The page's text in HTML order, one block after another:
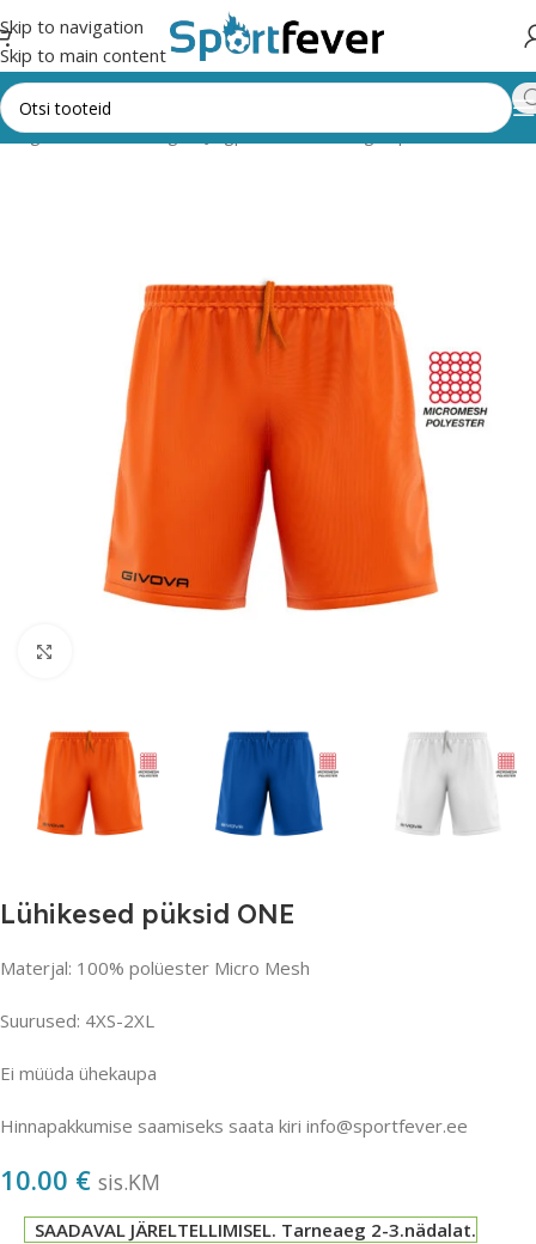
Skip to navigation
Skip to main content
Pallimängud Jalgpall Vormid, särgid, püksid GIVOVA
Lühikesed püksid ONE
Materjal: 100% polüester Micro Mesh
Suurused: 4XS-2XL
Ei müüda ühekaupa
Hinnapakkumise saamiseks saata kiri info@sportfever.ee
10.00 € sis.KM
SAADAVAL JÄRELTELLIMISEL. Tarneaeg 2-3.nädalat.